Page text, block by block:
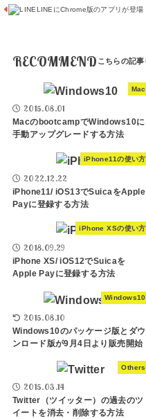
LINEにChrome版のアプリが登場
RECOMMEND
Mac
2015.08.01
MacのbootcampでWindows10に
手動アップグレードする方法
iPhone11の使い方
2022.12.22
iPhone11/ iOS13でSuicaをApple
Payに登録する方法
iPhone XSの使い方
2018.09.29
iPhone XS/ iOS12でSuicaを
Apple Payに登録する方法
Windows10
2015.08.10
Windows10のパッケージ版とダウ
ンロード版が9月4日より販売開始
Others
2015.03.14
Twitter（ツイッター）の過去のツ
イートを消去・削除する方法